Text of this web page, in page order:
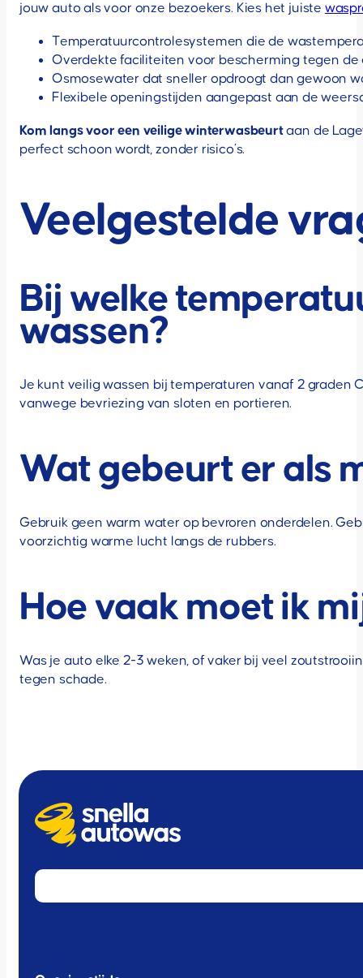
jouw auto als voor onze bezoekers. Kies het juiste
Temperatuurcontrolesystemen die de
Overdekte faciliteiten voor bescherming tegen
Osmosewater dat sneller opdroogt dan gewoon
Flexibele openingstijden aangepast aan de
Kom langs voor een veilige winterwasbeurtaan de
perfect schoon wordt, zonder risico’s.
Veelgestelde
Bij welke
wassen?
Je kunt veilig wassen bij temperaturen vanaf 2 graden
vanwege bevriezing van sloten en portieren.
Wat gebeurt er als
Gebruik geen warm water op bevroren onderdelen.
voorzichtig warme lucht langs de rubbers.
Hoe vaak moet ik
Was je auto elke 2-3 weken, of vaker bij veel
tegen schade.